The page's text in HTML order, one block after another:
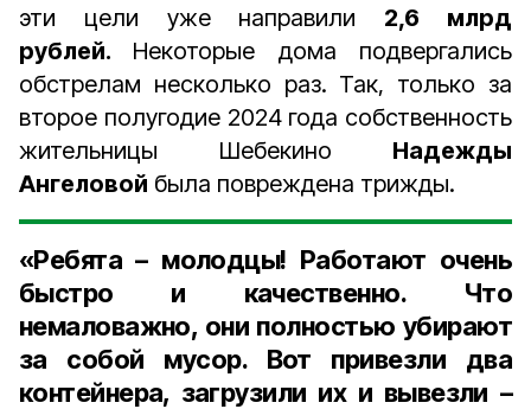
эти цели уже направили 2,6 млрд
рублей. Некоторые дома подвергались
обстрелам несколько раз. Так, только за
второе полугодие 2024 года собственность
жительницы Шебекино Надежды
Ангеловой была повреждена трижды.
«Ребята – молодцы! Работают очень
быстро и качественно. Что
немаловажно, они полностью убирают
за собой мусор. Вот привезли два
контейнера, загрузили их и вывезли –